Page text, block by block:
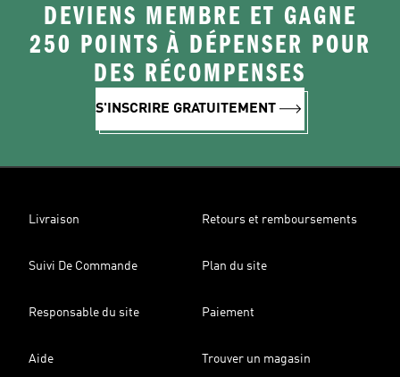
DEVIENS MEMBRE ET GAGNE
250 POINTS À DÉPENSER POUR
DES RÉCOMPENSES
S'INSCRIRE GRATUITEMENT
Livraison Retours et remboursements
Suivi De Commande Plan du site
Responsable du site Paiement
Aide Trouver un magasin